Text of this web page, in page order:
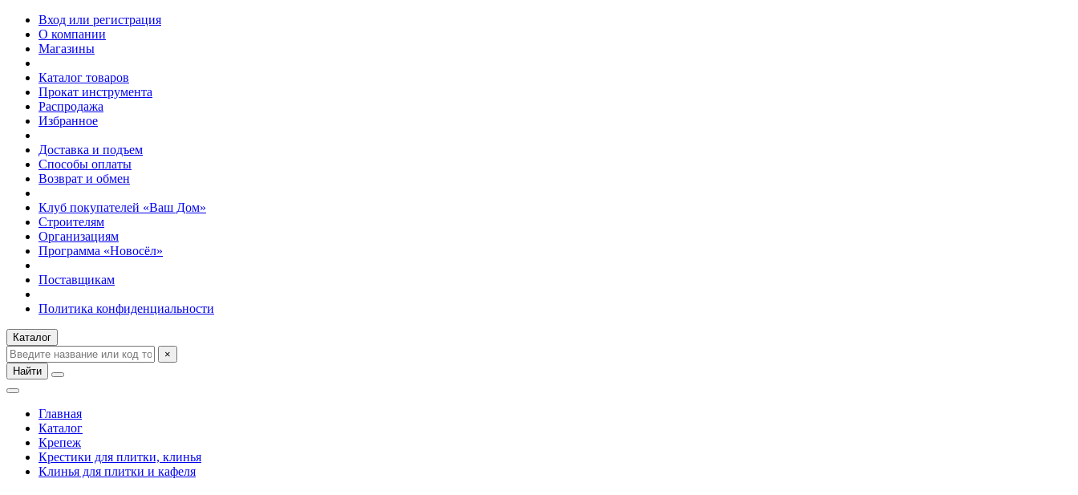
Вход или регистрация
О компании
Магазины
Каталог товаров
Прокат инструмента
Распродажа
Избранное
Доставка и подъем
Способы оплаты
Возврат и обмен
Клуб покупателей «Ваш Дом»
Строителям
Организациям
Программа «Новосёл»
Поставщикам
Политика конфиденциальности
Каталог
×
Найти
Главная
Каталог
Крепеж
Крестики для плитки, клинья
Клинья для плитки и кафеля